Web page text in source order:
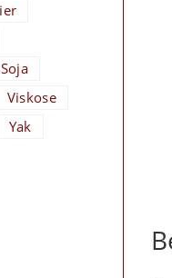
Soja
Viskose
Yak